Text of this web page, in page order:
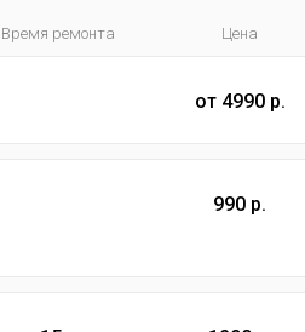
Время ремонта Цена
от 4990 р.
990 р.